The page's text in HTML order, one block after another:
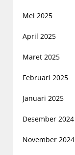
Mei 2025
April 2025
Maret 2025
Februari 2025
Januari 2025
Desember 2024
November 2024